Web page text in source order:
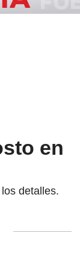
en
detalles.